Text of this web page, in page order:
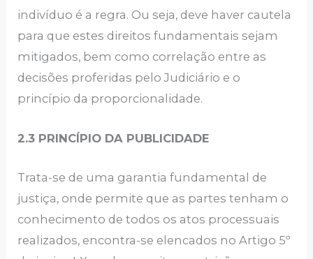
indivíduo é a regra. Ou seja, deve haver cautela
para que estes direitos fundamentais sejam
mitigados, bem como correlação entre as
decisões proferidas pelo Judiciário e o
princípio da proporcionalidade.
2.3 PRINCÍPIO DA PUBLICIDADE
Trata-se de uma garantia fundamental de
justiça, onde permite que as partes tenham o
conhecimento de todos os atos processuais
realizados, encontra-se elencados no Artigo 5º